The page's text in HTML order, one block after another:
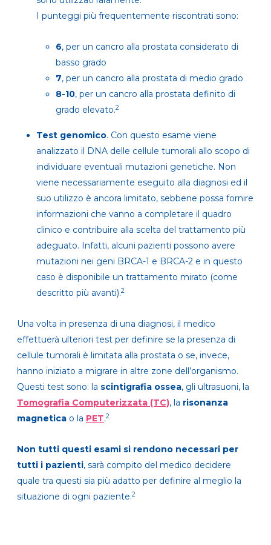
I punteggi più frequentemente riscontrati sono:
6, per un cancro alla prostata considerato di
basso grado
7, per un cancro alla prostata di medio grado
8-10, per un cancro alla prostata definito di
grado elevato.2
Test genomico. Con questo esame viene
analizzato il DNA delle cellule tumorali allo scopo di
individuare eventuali mutazioni genetiche. Non
viene necessariamente eseguito alla diagnosi ed il
suo utilizzo è ancora limitato, sebbene possa fornire
informazioni che vanno a completare il quadro
clinico e contribuire alla scelta del trattamento più
adeguato. Infatti, alcuni pazienti possono avere
mutazioni nei geni BRCA-1 e BRCA-2 e in questo
caso è disponibile un trattamento mirato (come
descritto più avanti).2
Una volta in presenza di una diagnosi, il medico
effettuerà ulteriori test per definire se la presenza di
cellule tumorali è limitata alla prostata o se, invece,
hanno iniziato a migrare in altre zone dell’organismo.
Questi test sono: la scintigrafia ossea, gli ultrasuoni, la
Tomografia Computerizzata (TC), la risonanza
magnetica o la PET.2
Non tutti questi esami si rendono necessari per
tutti i pazienti, sarà compito del medico decidere
quale tra questi sia più adatto per definire al meglio la
situazione di ogni paziente.2